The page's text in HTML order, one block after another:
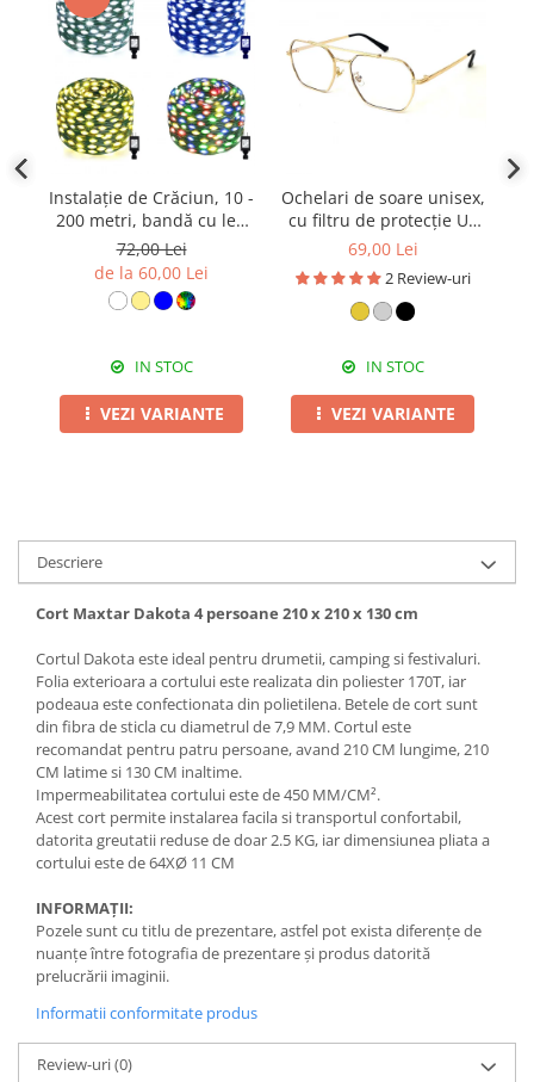
Instalație de Crăciun, 10 -
200 metri, bandă cu led
turnat, exterior, diverse
culori
72,00 Lei
de la 60,00 Lei
IN STOC
VEZI VARIANTE
Ochelari de soare unisex,
cu filtru de protecție UV
400, cu toc cadou, OSX25
69,00 Lei
2 Review-uri
IN STOC
VEZI VARIANTE
Descriere
Cort Maxtar Dakota 4 persoane 210 x 210 x 130 cm
Cortul Dakota este ideal pentru drumetii, camping si festivaluri.
Folia exterioara a cortului este realizata din poliester 170T, iar
podeaua este confectionata din polietilena. Betele de cort sunt
din fibra de sticla cu diametrul de 7,9 MM. Cortul este
recomandat pentru patru persoane, avand 210 CM lungime, 210
CM latime si 130 CM inaltime.
Impermeabilitatea cortului este de 450 MM/CM².
Acest cort permite instalarea facila si transportul confortabil,
datorita greutatii reduse de doar 2.5 KG, iar dimensiunea pliata a
cortului este de 64XØ 11 CM
INFORMAȚII:
Pozele sunt cu titlu de prezentare, astfel pot exista diferențe de
nuanțe între fotografia de prezentare și produs datorită
prelucrării imaginii.
Informatii conformitate produs
Review-uri(0)